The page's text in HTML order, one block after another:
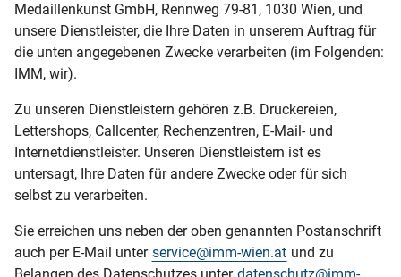
Medaillenkunst GmbH, Rennweg 79-81, 1030 Wien, und
unsere Dienstleister, die Ihre Daten in unserem Auftrag für
die unten angegebenen Zwecke verarbeiten (im Folgenden:
IMM, wir).
Zu unseren Dienstleistern gehören z.B. Druckereien,
Lettershops, Callcenter, Rechenzentren, E-Mail- und
Internetdienstleister. Unseren Dienstleistern ist es
untersagt, Ihre Daten für andere Zwecke oder für sich
selbst zu verarbeiten.
Sie erreichen uns neben der oben genannten Postanschrift
auch per E-Mail unter service@imm-wien.at und zu